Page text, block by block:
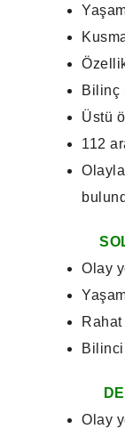
Bilinç
Üstü
112
Olay
Bilinci
Olay